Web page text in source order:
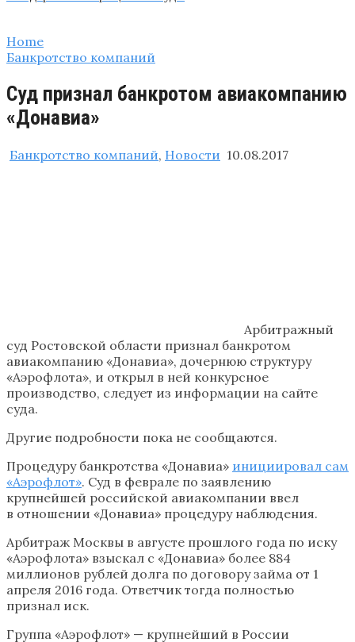
Home
Банкротство компаний
Суд признал банкротом авиакомпанию
«Донавиа»
Банкротство компаний, Новости 10.08.2017
Арбитражный
суд Ростовской области признал банкротом
авиакомпанию «Донавиа», дочернюю структуру
«Аэрофлота», и открыл в ней конкурсное
производство, следует из информации на сайте
суда.
Другие подробности пока не сообщаются.
Процедуру банкротства «Донавиа» инициировал сам
«Аэрофлот». Суд в феврале по заявлению
крупнейшей российской авиакомпании ввел
в отношении «Донавиа» процедуру наблюдения.
Арбитраж Москвы в августе прошлого года по иску
«Аэрофлота» взыскал с «Донавиа» более 884
миллионов рублей долга по договору займа от 1
апреля 2016 года. Ответчик тогда полностью
признал иск.
Группа «Аэрофлот» — крупнейший в России